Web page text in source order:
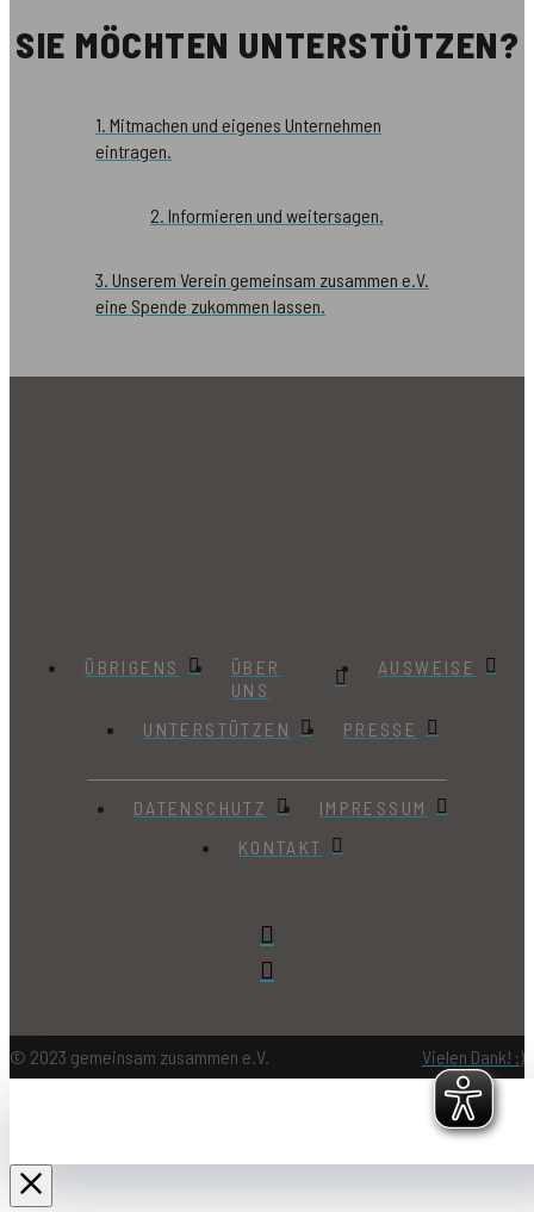
SIE MÖCHTEN UNTERSTÜTZEN?
1. Mitmachen und eigenes Unternehmen
eintragen.
2. Informieren und weitersagen.
3. Unserem Verein gemeinsam zusammen e.V.
eine Spende zukommen lassen.
ÜBRIGENS
ÜBER
UNS
AUSWEISE
UNTERSTÜTZEN PRESSE
DATENSCHUTZ
IMPRESSUM
KONTAKT
© 2023 gemeinsam zusammen e.V. Vielen Dank! :)